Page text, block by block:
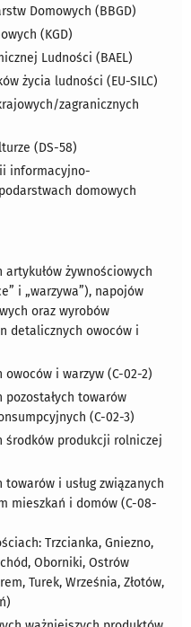
Domowych (BBGD)
(KGD)
Ludności (BAEL)
życia ludności (EU-SILC)
zagranicznych
(DS-58)
informacyjno-
domowych
żywnościowych
i „warzywa”), napojów
oraz wyrobów
detalicznych owoców i
i warzyw (C-02-2)
towarów
(C-02-3)
środków produkcji rolniczej
i usług związanych
mieszkań i domów (C-08-
Trzcianka, Gniezno,
Oborniki, Ostrów
Turek, Września, Złotów,